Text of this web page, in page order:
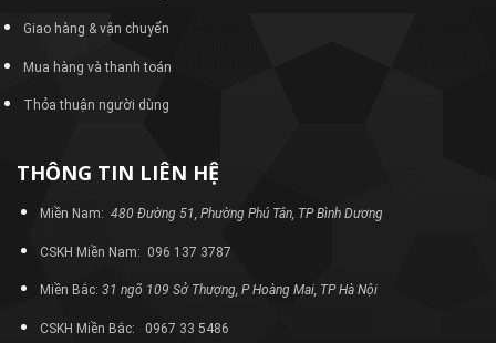
Giao hàng & vận chuyển
Mua hàng và thanh toán
Thỏa thuận người dùng
THÔNG TIN LIÊN HỆ
Miền Nam: 480 Đường 51, Phường Phú Tân, TP Bình Dương
CSKH Miền Nam: 096 137 3787
Miền Bắc: 31 ngõ 109 Sở Thượng, P Hoàng Mai, TP Hà Nội
CSKH Miền Bắc: 0967 33 5486